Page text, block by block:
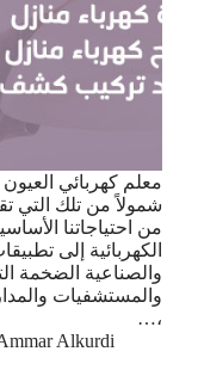
معلم كهربائي
شمولاً من تلك التي
من احتياجاتنا
الكهربائية إلى
والصناعية الضخمة
والمستشفيات
،…
Alkurdi